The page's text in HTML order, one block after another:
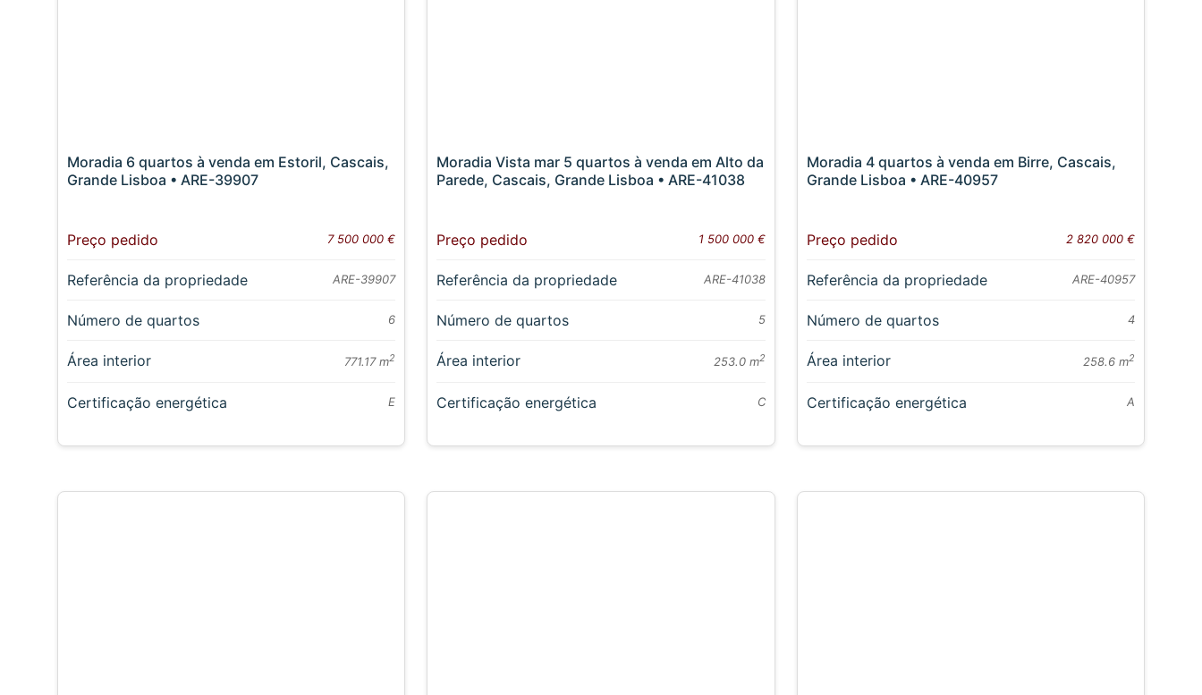
Moradia 6 quartos à venda em Estoril, Cascais,
Grande Lisboa • ARE-39907
Preço pedido 7 500 000 €
Referência da propriedade ARE-39907
Número de quartos 6
Área interior 771.17 m2
Certificação energética E
Moradia Vista mar 5 quartos à venda em Alto da
Parede, Cascais, Grande Lisboa • ARE-41038
Preço pedido 1 500 000 €
Referência da propriedade ARE-41038
Número de quartos 5
Área interior 253.0 m2
Certificação energética C
Moradia 4 quartos à venda em Birre, Cascais,
Grande Lisboa • ARE-40957
Preço pedido 2 820 000 €
Referência da propriedade ARE-40957
Número de quartos 4
Área interior 258.6 m2
Certificação energética A